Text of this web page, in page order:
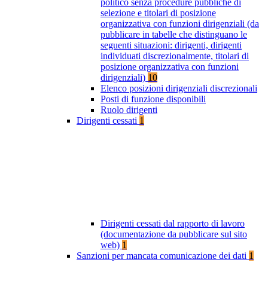
politico senza procedure pubbliche di
selezione e titolari di posizione
organizzativa con funzioni dirigenziali (da
pubblicare in tabelle che distinguano le
seguenti situazioni: dirigenti, dirigenti
individuati discrezionalmente, titolari di
posizione organizzativa con funzioni
dirigenziali) 10
Elenco posizioni dirigenziali discrezionali
Posti di funzione disponibili
Ruolo dirigenti
Dirigenti cessati 1
Dirigenti cessati dal rapporto di lavoro
(documentazione da pubblicare sul sito
web) 1
Sanzioni per mancata comunicazione dei dati 1